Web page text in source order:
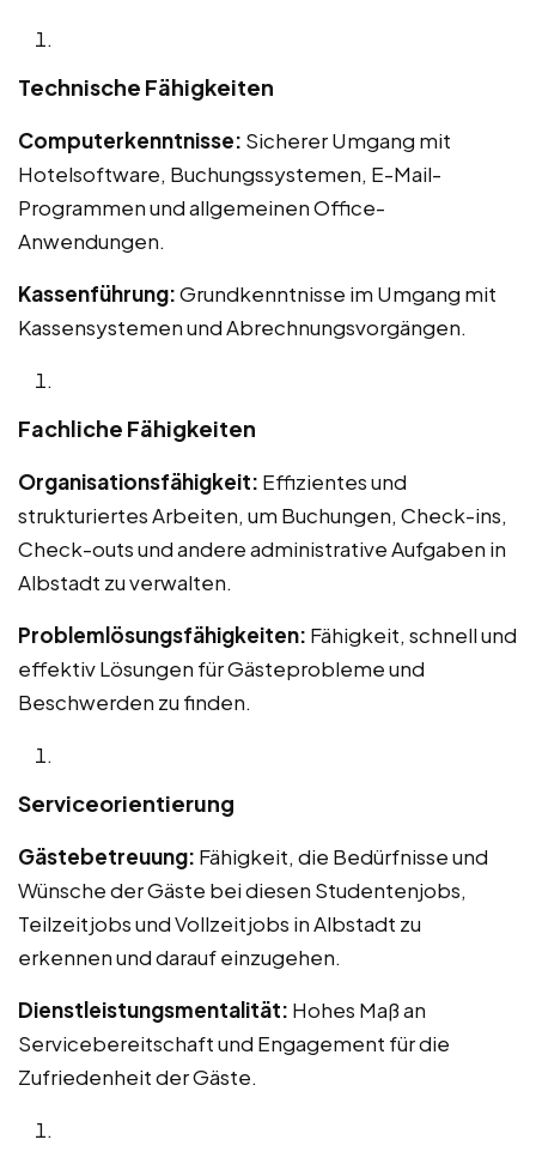
Technische Fähigkeiten
Computerkenntnisse: Sicherer Umgang mit
Hotelsoftware, Buchungssystemen, E-Mail-
Programmen und allgemeinen Office-
Anwendungen.
Kassenführung:Grundkenntnisse im Umgang mit
Kassensystemen und Abrechnungsvorgängen.
Fachliche Fähigkeiten
Organisationsfähigkeit: Effizientes und
strukturiertes Arbeiten, um Buchungen, Check-ins,
Check-outs und andere administrative Aufgaben in
Albstadt zu verwalten.
Problemlösungsfähigkeiten: Fähigkeit, schnell und
effektiv Lösungen für Gästeprobleme und
Beschwerden zu finden.
Serviceorientierung
Gästebetreuung: Fähigkeit, die Bedürfnisse und
Wünsche der Gäste bei diesen Studentenjobs,
Teilzeitjobs und Vollzeitjobs in Albstadt zu
erkennen und darauf einzugehen.
Dienstleistungsmentalität: Hohes Maß an
Servicebereitschaft und Engagement für die
Zufriedenheit der Gäste.